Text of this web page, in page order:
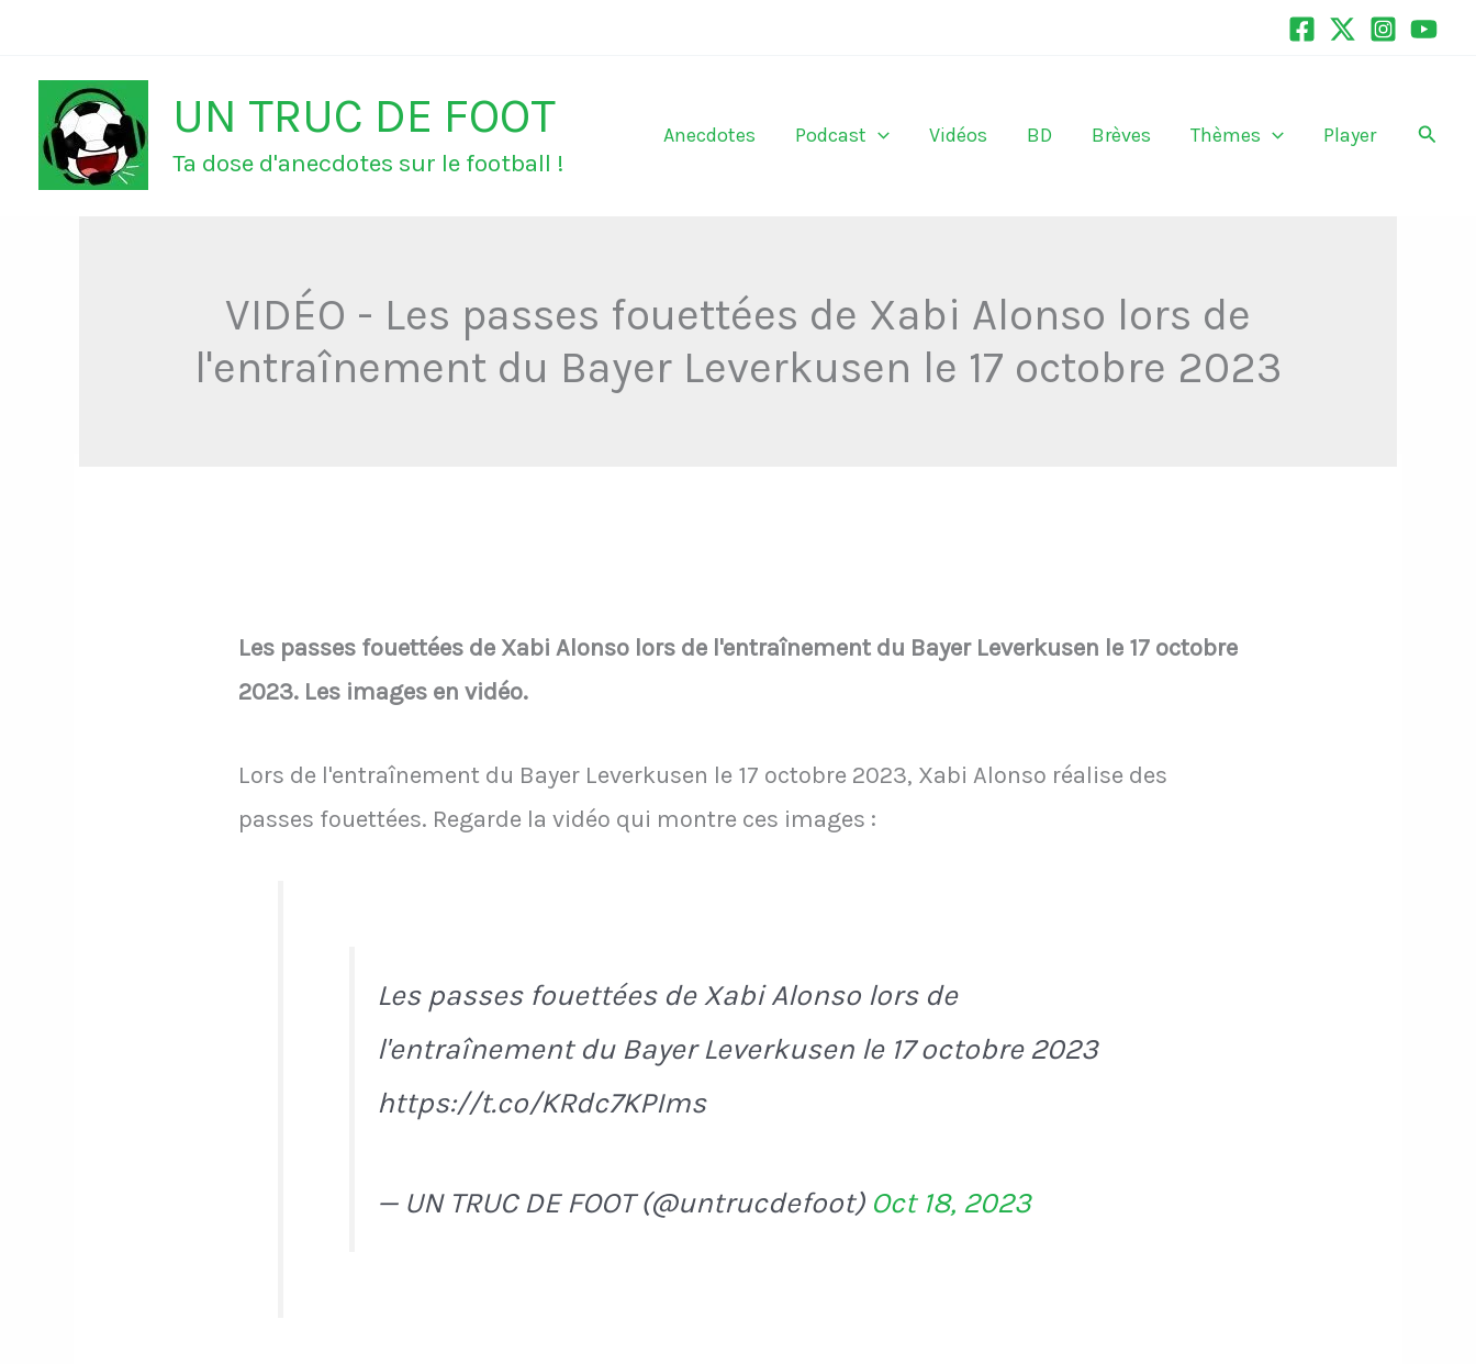
contenu
UN TRUC DE FOOT
Ta dose d'anecdotes sur le football !
Anecdotes Podcast Vidéos BD Brèves Thèmes Player
VIDÉO - Les passes fouettées de Xabi Alonso lors de
l'entraînement du Bayer Leverkusen le 17 octobre 2023
Les passes fouettées de Xabi Alonso lors de l'entraînement du Bayer Leverkusen le 17 octobre
2023. Les images en vidéo.
Lors de l'entraînement du Bayer Leverkusen le 17 octobre 2023, Xabi Alonso réalise des
passes fouettées. Regarde la vidéo qui montre ces images :
Les passes fouettées de Xabi Alonso lors de
l'entraînement du Bayer Leverkusen le 17 octobre 2023
https://t.co/KRdc7KPIms
— UN TRUC DE FOOT (@untrucdefoot) Oct 18, 2023